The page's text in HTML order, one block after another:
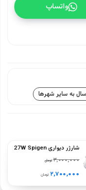
واتساپ
به سایر شهرها
شارژر دیواری 27W Spigen
ArcStation PE2103UK
۳,۰۰۰,۰۰۰تومان
۲,۷۰۰,۰۰۰ تومان